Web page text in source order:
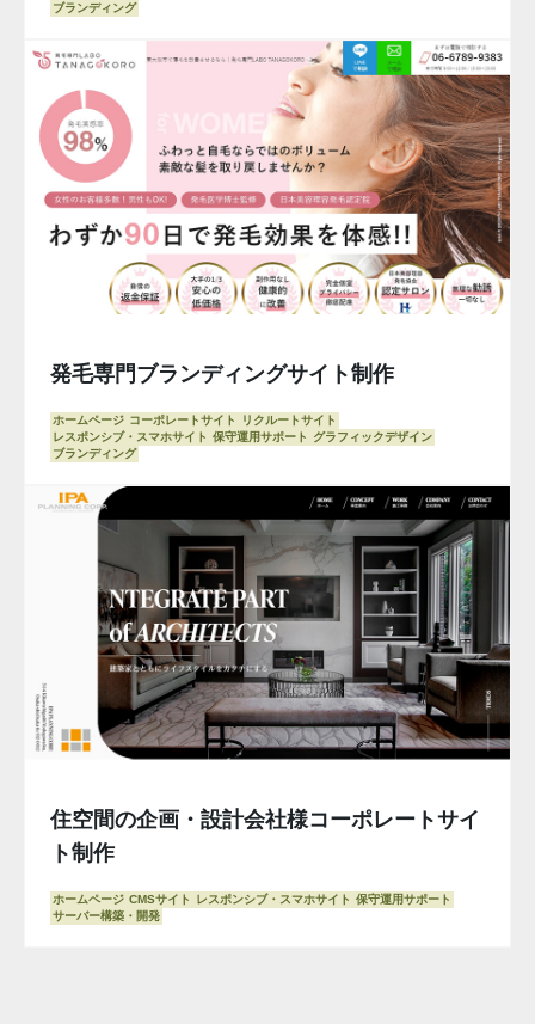
ブランディング
発毛専門ブランディングサイト制作
ホームページ コーポレートサイト
リクルートサイト
レスポンシブ・スマホサイト 保守運用サポート
グラフィックデザイン
ブランディング
住空間の企画・設計会社様コーポレートサイ
ト制作
ホームページ CMSサイト レスポンシブ・スマホサイト 保守運用サポート
サーバー構築・開発